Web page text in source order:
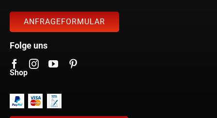
ANFRAGEFORMULAR
Folge uns
Shop